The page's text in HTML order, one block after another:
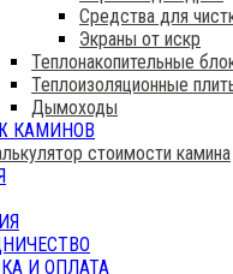
Средства для
Экраны от искр
Теплонакопительные
Теплоизоляционные
Дымоходы
КАМИНОВ
стоимости камина
И ОПЛАТА